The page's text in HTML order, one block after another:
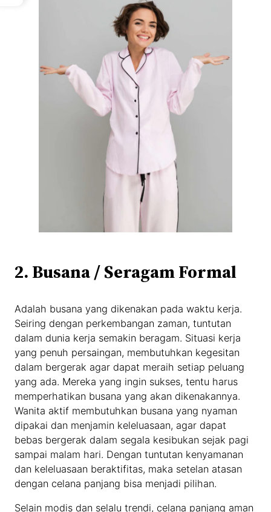
2. Busana / Seragam Formal
Adalah busana yang dikenakan pada waktu kerja.
Seiring dengan perkembangan zaman, tuntutan
dalam dunia kerja semakin beragam. Situasi kerja
yang penuh persaingan, membutuhkan kegesitan
dalam bergerak agar dapat meraih setiap peluang
yang ada. Mereka yang ingin sukses, tentu harus
memperhatikan busana yang akan dikenakannya.
Wanita aktif membutuhkan busana yang nyaman
dipakai dan menjamin keleluasaan, agar dapat
bebas bergerak dalam segala kesibukan sejak pagi
sampai malam hari. Dengan tuntutan kenyamanan
dan keleluasaan beraktifitas, maka setelan atasan
dengan celana panjang bisa menjadi pilihan.
Selain modis dan selalu trendi, celana panjang aman